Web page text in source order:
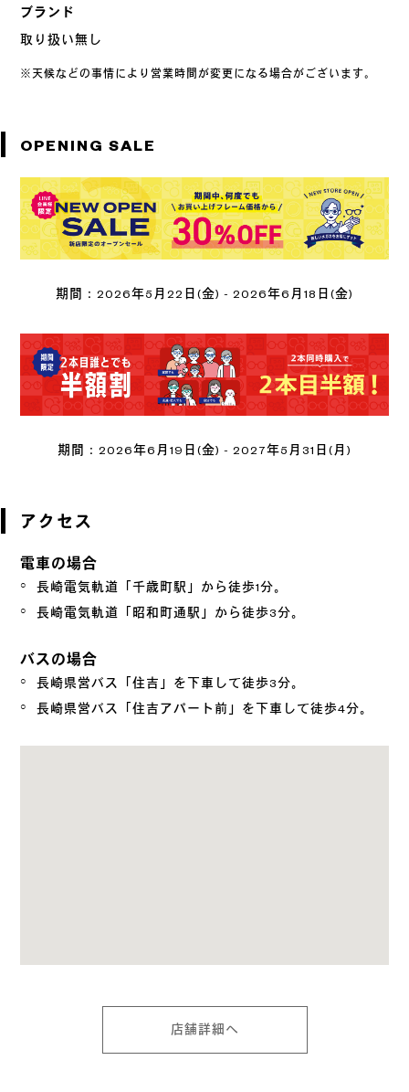
ブランド
取り扱い無し
天候などの事情により営業時間が変更になる場合がございます。
OPENING SALE
期間：2026年5月22日(金) - 2026年6月18日(金)
期間：2026年6月19日(金) - 2027年5月31日(月)
アクセス
電車の場合
長崎電気軌道「千歳町駅」から徒歩1分。
長崎電気軌道「昭和町通駅」から徒歩3分。
バスの場合
長崎県営バス「住吉」を下車して徒歩3分。
長崎県営バス「住吉アパート前」を下車して徒歩4分。
店舗詳細へ